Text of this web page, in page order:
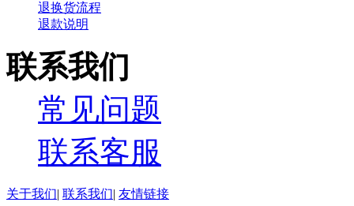
退换货流程
退款说明
联系我们
常见问题
联系客服
关于我们| 联系我们| 友情链接